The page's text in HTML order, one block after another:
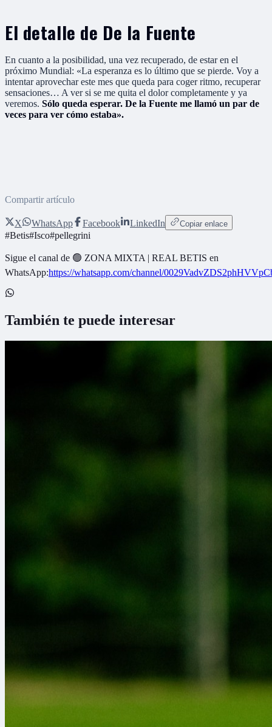
El detalle de De la Fuente
En cuanto a la posibilidad, una vez recuperado, de estar en el
próximo Mundial: «La esperanza es lo último que se pierde. Voy a
intentar aprovechar este mes que queda para coger ritmo, recuperar
sensaciones… A ver si se me quita el dolor completamente y ya
veremos. Sólo queda esperar. De la Fuente me llamó un par de
veces para ver cómo estaba».
Compartir artículo
X WhatsApp Facebook LinkedIn Copiar enlace
#Betis#Isco#pellegrini
Sigue el canal de 🟢 ZONA MIXTA | REAL BETIS en
WhatsApp:https://whatsapp.com/channel/
También te puede interesar